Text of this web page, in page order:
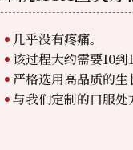
几乎没有疼痛。
该过程大约需要10到
严格选用高品质的生
与我们定制的口服处